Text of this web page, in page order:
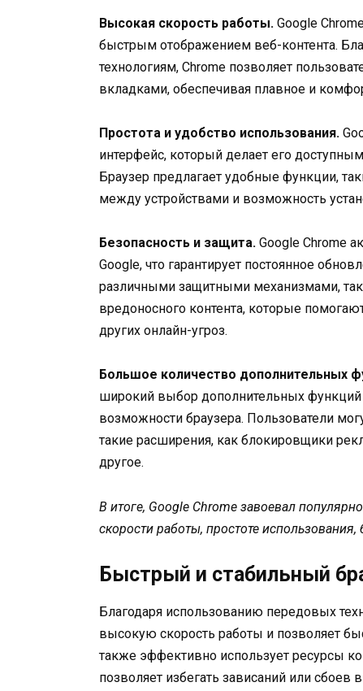
Высокая скорость работы. Google
быстрым отображением веб-контента.
технологиям, Chrome позволяет
вкладками, обеспечивая плавное и
Простота и удобство использования.
интерфейс, который делает его
Браузер предлагает удобные функции,
между устройствами и возможность
Безопасность и защита. Google Chrome
Google, что гарантирует постоянное
различными защитными механизмами,
вредоносного контента, которые
других онлайн-угроз.
Большое количество дополнительных
широкий выбор дополнительных
возможности браузера. Пользователи
такие расширения, как блокировщики
другое.
В итоге, Google Chrome завоевал
скорости работы, простоте
Быстрый и стабильный
Благодаря использованию передовых
высокую скорость работы и позволяет
также эффективно использует ресурсы
позволяет избегать зависаний или сбоев в